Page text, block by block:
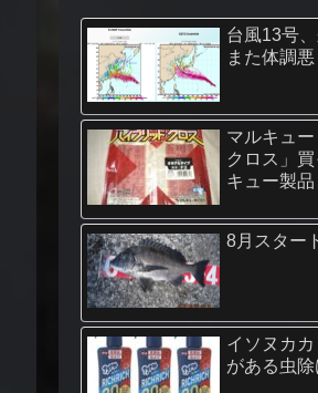
台風13号
また体調悪
マルキュ
クロス」
キュー製品
8月スター
イソヌカ
がある虫除